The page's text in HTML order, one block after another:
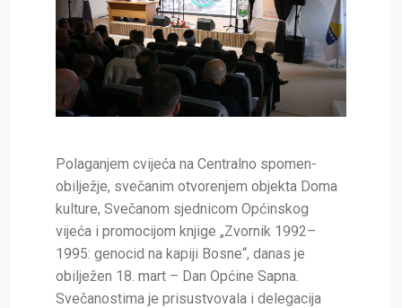
Polaganjem cvijeća na Centralno spomen-
obilježje, svečanim otvorenjem objekta Doma
kulture, Svečanom sjednicom Općinskog
vijeća i promocijom knjige „Zvornik 1992–
1995: genocid na kapiji Bosne“, danas je
obilježen 18. mart – Dan Općine Sapna.
Svečanostima je prisustvovala i delegacija